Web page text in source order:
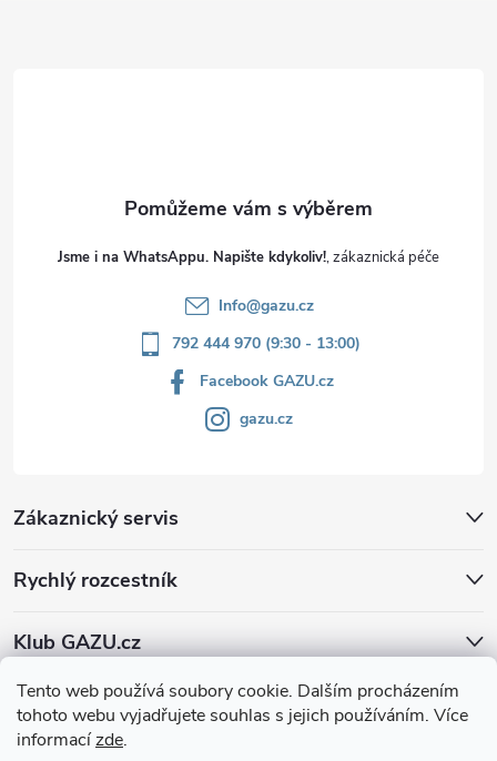
Tento web používá soubory cookie. Dalším procházením
tohoto webu vyjadřujete souhlas s jejich používáním. Více
informacízde.
Jsme i na WhatsAppu. Napište kdykoliv!
Info@gazu.cz
792 444 970 (9:30 - 13:00)
Facebook GAZU.cz
gazu.cz
Zákaznický servis
Rychlý rozcestník
Klub GAZU.cz